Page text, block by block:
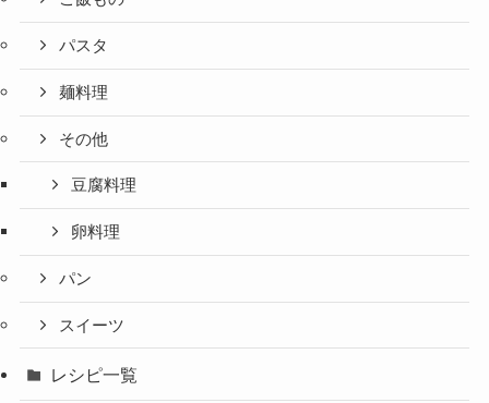
パスタ
麺料理
その他
豆腐料理
卵料理
パン
スイーツ
レシピ一覧